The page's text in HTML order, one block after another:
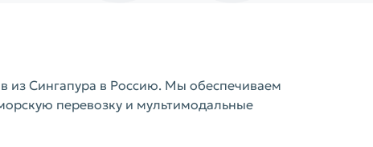
из Сингапура в Россию. Мы обеспечиваем
перевозку и мультимодальные